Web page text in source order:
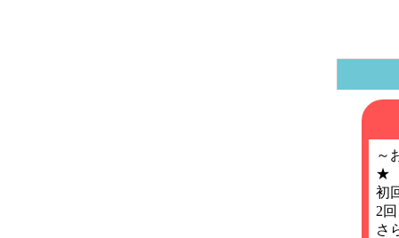
～
★
初
2
さ